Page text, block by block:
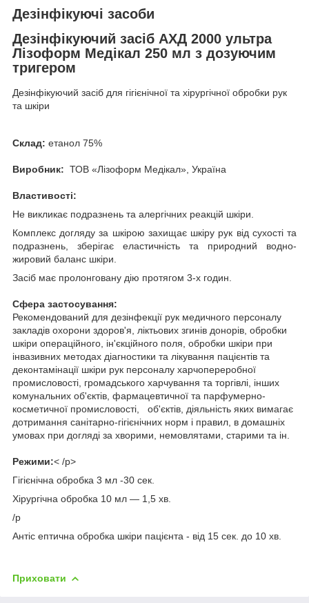
Дезінфікуючі засоби
Дезінфікуючий засіб АХД 2000 ультра
Лізоформ Медікал 250 мл з дозуючим
тригером
Дезінфікуючий засіб для гігієнічної та хірургічної обробки рук
та шкіри
Склад: етанол 75%
Виробник: ТОВ «Лізоформ Медікал», Україна
Властивості:
Не викликає подразнень та алергічних реакцій шкіри.
Комплекс догляду за шкірою захищає шкіру рук від сухості та
подразнень, зберігає еластичність та природний водно-
жировий баланс шкіри.
Засіб має пролонговану дію протягом 3-х годин.
Сфера застосування:
Рекомендований для дезінфекції рук медичного персоналу
закладів охорони здоров'я, ліктьових згинів донорів, обробки
шкіри операційного, ін'єкційного поля, обробки шкіри при
інвазивних методах діагностики та лікування пацієнтів та
деконтамінації шкіри рук персоналу харчопереробної
промисловості, громадського харчування та торгівлі, інших
комунальних об'єктів, фармацевтичної та парфумерно-
косметичної промисловості, об'єктів, діяльність яких вимагає
дотримання санітарно-гігієнічних норм і правил, в домашніх
умовах при догляді за хворими, немовлятами, старими та ін.
Режими:< /p>
Гігієнічна обробка 3 мл -30 сек.
Хірургічна обробка 10 мл ― 1,5 хв.
/p
Антіс ептична обробка шкіри пацієнта - від 15 сек. до 10 хв.
Приховати